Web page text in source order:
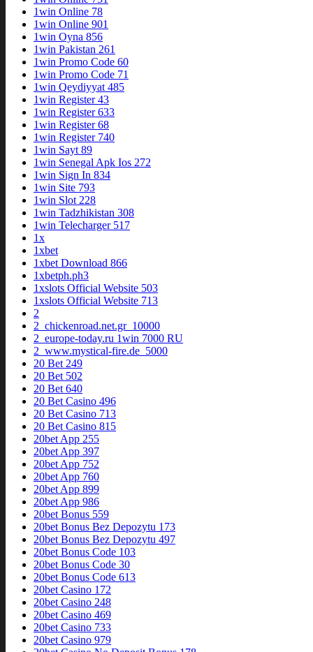
1win Online 78
1win Online 901
1win Oyna 856
1win Pakistan 261
1win Promo Code 60
1win Promo Code 71
1win Qeydiyyat 485
1win Register 43
1win Register 633
1win Register 68
1win Register 740
1win Sayt 89
1win Senegal Apk Ios 272
1win Sign In 834
1win Site 793
1win Slot 228
1win Tadzhikistan 308
1win Telecharger 517
1x
1xbet
1xbet Download 866
1xbetph.ph3
1xslots Official Website 503
1xslots Official Website 713
2
2_chickenroad.net.gr_10000
2_europe-today.ru 1win 7000 RU
2_www.mystical-fire.de_5000
20 Bet 249
20 Bet 502
20 Bet 640
20 Bet Casino 496
20 Bet Casino 713
20 Bet Casino 815
20bet App 255
20bet App 397
20bet App 752
20bet App 760
20bet App 899
20bet App 986
20bet Bonus 559
20bet Bonus Bez Depozytu 173
20bet Bonus Bez Depozytu 497
20bet Bonus Code 103
20bet Bonus Code 30
20bet Bonus Code 613
20bet Casino 172
20bet Casino 248
20bet Casino 469
20bet Casino 733
20bet Casino 979